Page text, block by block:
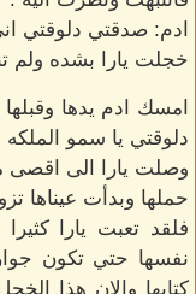
ادم: صدقتي دلوقتي
خجلت يارا بشده
امسك ادم يدها
دلوقتي يا سمو الملكه
وصلت يارا الى اقصى
حملها وبدأت عيناها
فلقد تعبت يارا
نفسها حتي تكون
كتابها والان هذا